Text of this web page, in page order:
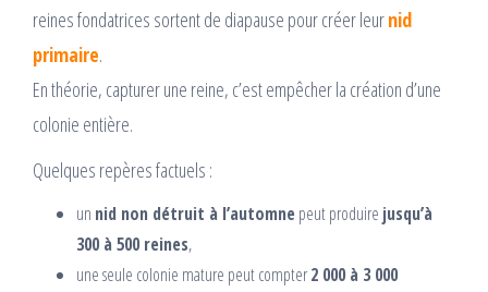
reines fondatrices sortent de diapause pour créer leurnid
primaire.
En théorie, capturer une reine, c’est empêcher la création d’une
colonie entière.
Quelques repères factuels :
un nid non détruit à l’automne peut produire jusqu’à
300 à 500 reines,
une seule colonie mature peut compter2 000 à 3 000